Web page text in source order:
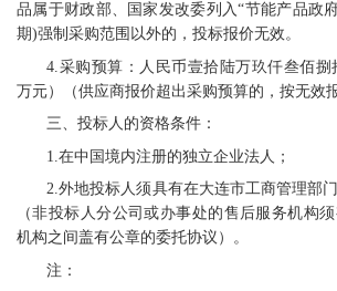
品属于财政部、国家发改委列入“节能产品政
期)强制采购范围以外的，投标报价无效。
4.采购预算：人民币壹拾陆万玖仟叁佰捌
万元）（供应商报价超出采购预算的，按无效
三、投标人的资格条件：
1.在中国境内注册的独立企业法人；
2.外地投标人须具有在大连市工商管理部
（非投标人分公司或办事处的售后服务机构
机构之间盖有公章的委托协议）。
注：